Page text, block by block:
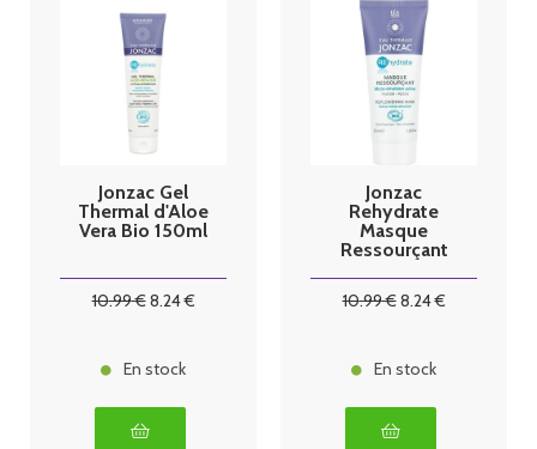
Jonzac Gel
Thermal d'Aloe
Vera Bio 150ml
10.99€8.24€
En stock
Jonzac
Rehydrate
Masque
Ressourçant
10.99€8.24€
En stock